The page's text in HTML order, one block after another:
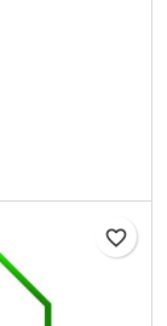
favorite_border